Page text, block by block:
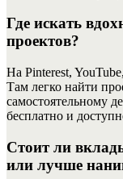
Где искать
проектов?
На Pinterest,
Там легко найти
самостоятельному
бесплатно и
Стоит ли
или лучше